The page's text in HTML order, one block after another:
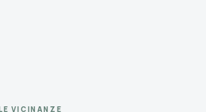
VICINANZE